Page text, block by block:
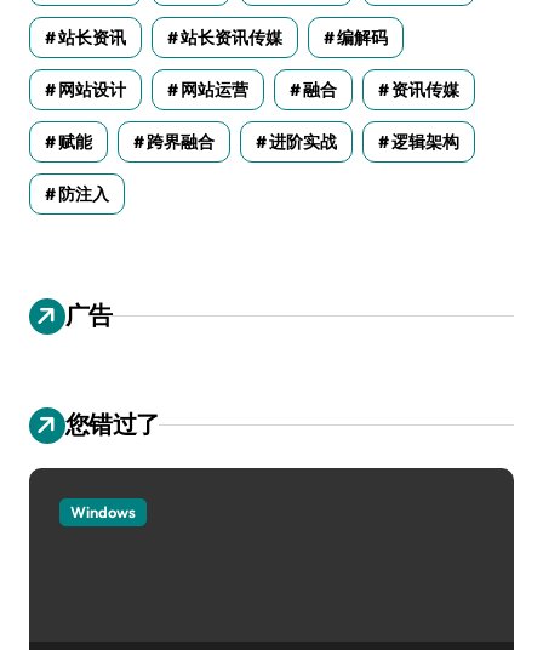
站长资讯 站长资讯传媒 编解码
网站设计 网站运营 融合 资讯传媒
赋能 跨界融合 进阶实战 逻辑架构
防注入
广告
您错过了
Windows